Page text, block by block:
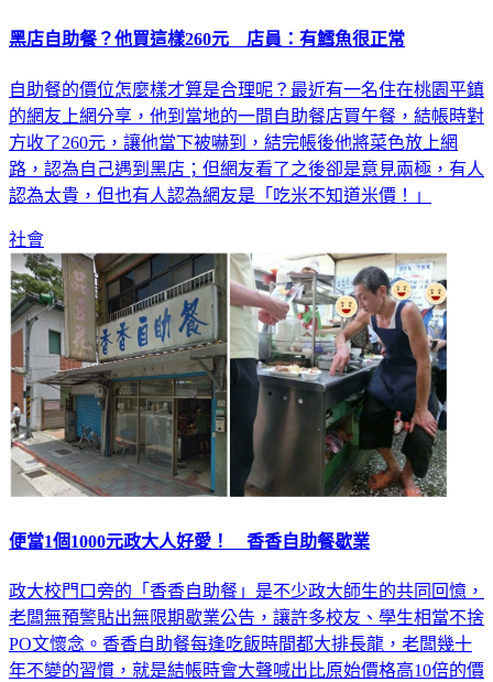
黑店自助餐？他買這樣260元 店員：有鱈魚很正常
自助餐的價位怎麼樣才算是合理呢？最近有一名住在桃園平鎮
的網友上網分享，他到當地的一間自助餐店買午餐，結帳時對
方收了260元，讓他當下被嚇到，結完帳後他將菜色放上網
路，認為自己遇到黑店；但網友看了之後卻是意見兩極，有人
認為太貴，但也有人認為網友是「吃米不知道米價！」
社會
便當1個1000元政大人好愛！ 香香自助餐歇業
政大校門口旁的「香香自助餐」是不少政大師生的共同回憶，
老闆無預警貼出無限期歇業公告，讓許多校友、學生相當不捨
PO文懷念。香香自助餐每逢吃飯時間都大排長龍，老闆幾十
年不變的習慣，就是結帳時會大聲喊出比原始價格高10倍的價